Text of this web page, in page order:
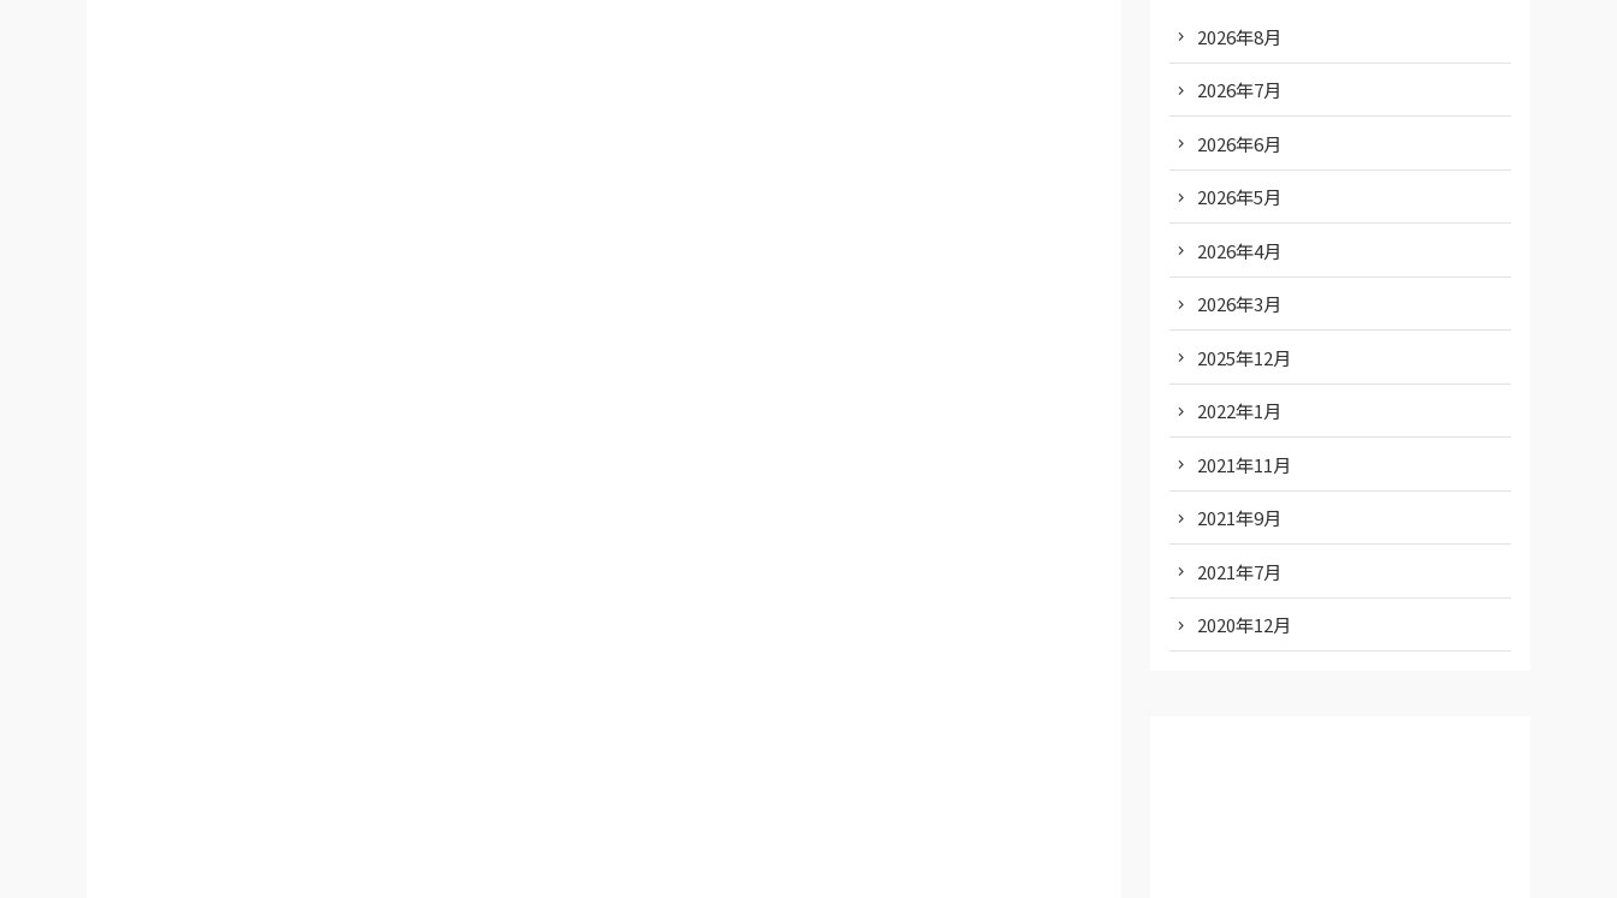
2026年8月
2026年7月
2026年6月
2026年5月
2026年4月
2026年3月
2025年12月
2022年1月
2021年11月
2021年9月
2021年7月
2020年12月